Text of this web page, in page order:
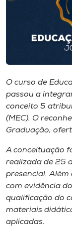
Editora
Rádio
Museu
Unoesc
Store
O curso de
passou a
conceito 5
(MEC). O
Graduação,
A conceituação
realizada de 25
presencial.
com evidência
qualificação do
materiais
aplicadas.